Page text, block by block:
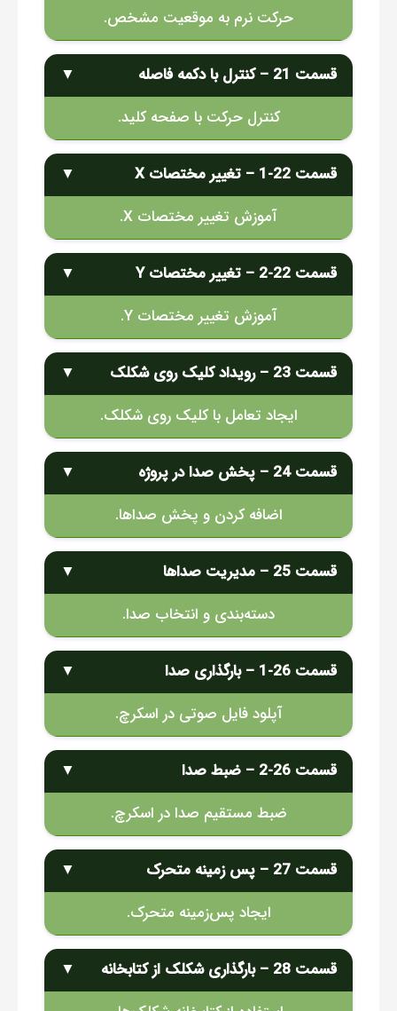
حرکت نرم به موقعیت مشخص.
قسمت 21 – کنترل با دکمه فاصله
▼
کنترل حرکت با صفحه کلید.
قسمت 22-1 – تغییر مختصات X
▼
آموزش تغییر مختصات X.
قسمت 22-2 – تغییر مختصات Y
▼
آموزش تغییر مختصات Y.
قسمت 23 – رویداد کلیک روی شکلک
▼
ایجاد تعامل با کلیک روی شکلک.
قسمت 24 – پخش صدا در پروژه
▼
اضافه کردن و پخش صداها.
قسمت 25 – مدیریت صداها
▼
دسته‌بندی و انتخاب صدا.
قسمت 26-1 – بارگذاری صدا
▼
آپلود فایل صوتی در اسکرچ.
قسمت 26-2 – ضبط صدا
▼
ضبط مستقیم صدا در اسکرچ.
قسمت 27 – پس زمینه متحرک
▼
ایجاد پس‌زمینه متحرک.
قسمت 28 – بارگذاری شکلک از کتابخانه
▼